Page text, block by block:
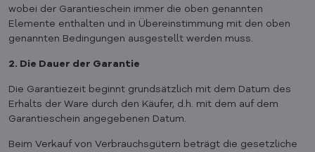
wobei der Garantieschein immer die oben genannten
Elemente enthalten und in Übereinstimmung mit den oben
genannten Bedingungen ausgestellt werden muss.
2. Die Dauer der Garantie
Die Garantiezeit beginnt grundsätzlich mit dem Datum des
Erhalts der Ware durch den Käufer, d.h. mit dem auf dem
Garantieschein angegebenen Datum.
Beim Verkauf von Verbrauchsgütern beträgt die gesetzliche